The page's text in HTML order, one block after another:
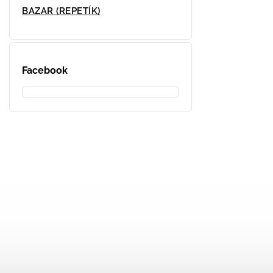
BAZAR (REPETÍK)
Facebook